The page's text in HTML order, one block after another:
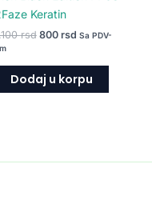
Keratin
rsd 800 rsd Sa PDV-
Dodaj u korpu